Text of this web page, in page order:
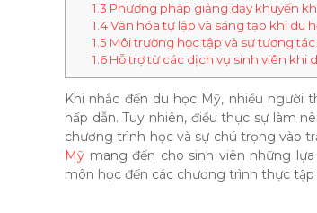
1.3 Phương pháp giảng dạy khuyến
1.4Văn hóa tự lập và sáng tạo khi du
1.5 Môi trường học tập và sự tương
1.6Hỗ trợ từ các dịch vụ sinh viên khi
Khi nhắc đến du học Mỹ, nhiều người
hấp dẫn. Tuy nhiên, điều thực sự làm
chương trình học và sự chú trọng vào
Mỹ mang đến cho sinh viên những
môn học đến các chương trình thực